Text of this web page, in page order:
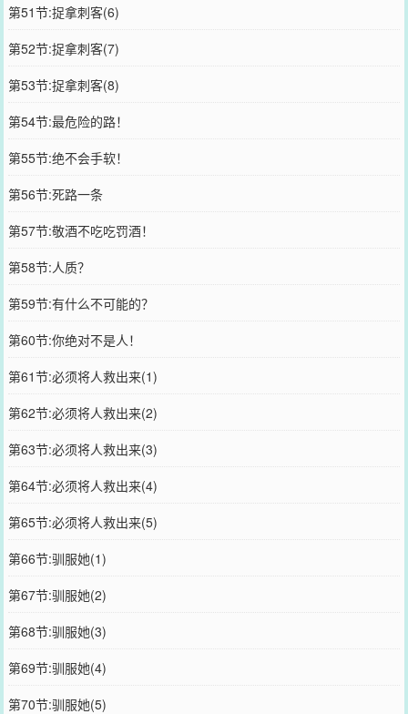
第51节:捉拿刺客(6)
第52节:捉拿刺客(7)
第53节:捉拿刺客(8)
第54节:最危险的路！
第55节:绝不会手软！
第56节:死路一条
第57节:敬酒不吃吃罚酒！
第58节:人质？
第59节:有什么不可能的？
第60节:你绝对不是人！
第61节:必须将人救出来(1)
第62节:必须将人救出来(2)
第63节:必须将人救出来(3)
第64节:必须将人救出来(4)
第65节:必须将人救出来(5)
第66节:驯服她(1)
第67节:驯服她(2)
第68节:驯服她(3)
第69节:驯服她(4)
第70节:驯服她(5)